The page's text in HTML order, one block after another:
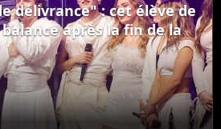
délivrance" : cet élève de
après la fin de la